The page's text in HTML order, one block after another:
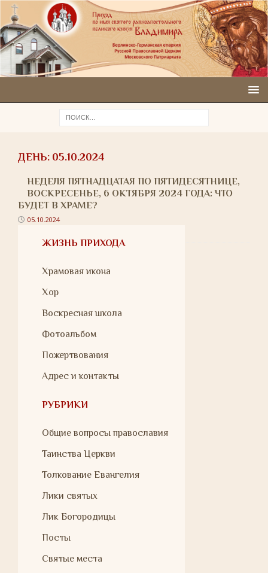
ДЕНЬ: 05.10.2024
НЕДЕЛЯ ПЯТНАДЦАТАЯ ПО ПЯТИДЕСЯТНИЦЕ,
ВОСКРЕСЕНЬЕ, 6 ОКТЯБРЯ 2024 ГОДА: ЧТО
БУДЕТ В ХРАМЕ?
05.10.2024
ЖИЗНЬ ПРИХОДА
Храмовая икона
Хор
Воскресная школа
Фотоальбом
Пожертвования
Адрес и контакты
РУБРИКИ
Общие вопросы православия
Таинства Церкви
Толкование Евангелия
Лики святых
Лик Богородицы
Посты
Святые места